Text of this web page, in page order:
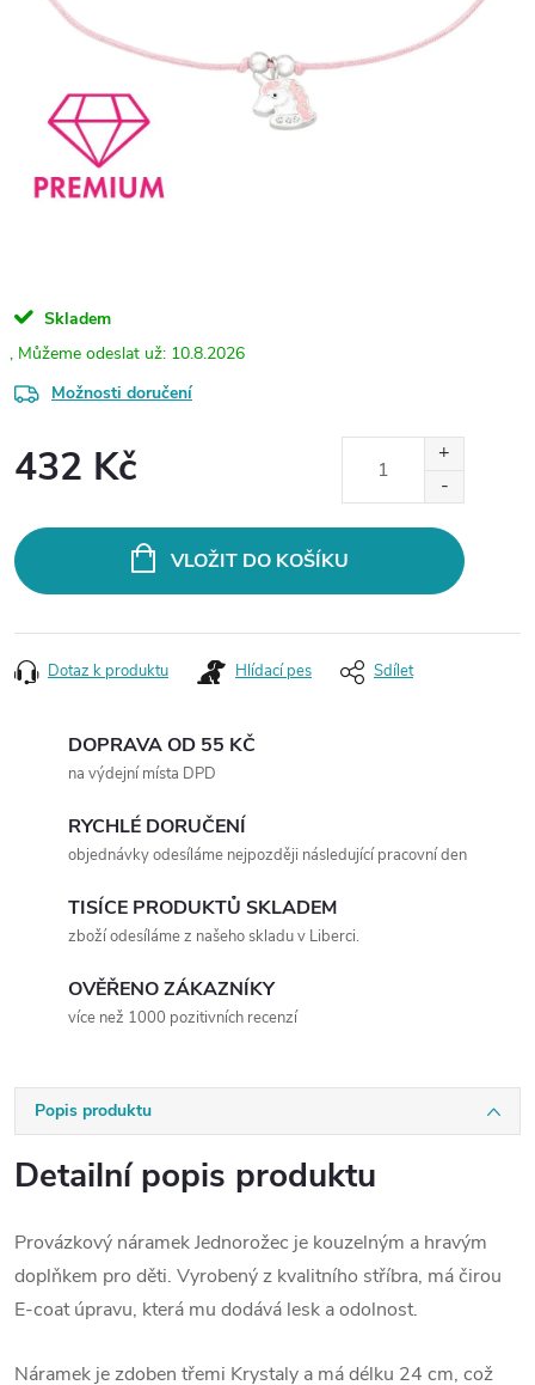
Skladem
10.8.2026
Možnosti doručení
432 Kč
VLOŽIT DO KOŠÍKU
Dotaz k produktu Hlídací pes Sdílet
DOPRAVA OD 55 KČ
na výdejní místa DPD
RYCHLÉ DORUČENÍ
objednávky odesíláme nejpozději následující pracovní den
TISÍCE PRODUKTŮ SKLADEM
zboží odesíláme z našeho skladu v Liberci.
OVĚŘENO ZÁKAZNÍKY
více než 1000 pozitivních recenzí
Popis produktu
Detailní popis produktu
Provázkový náramek Jednorožec je kouzelným a hravým
doplňkem pro děti. Vyrobený z kvalitního stříbra, má čirou
E-coat úpravu, která mu dodává lesk a odolnost.
Náramek je zdoben třemi Krystaly a má délku 24 cm, což